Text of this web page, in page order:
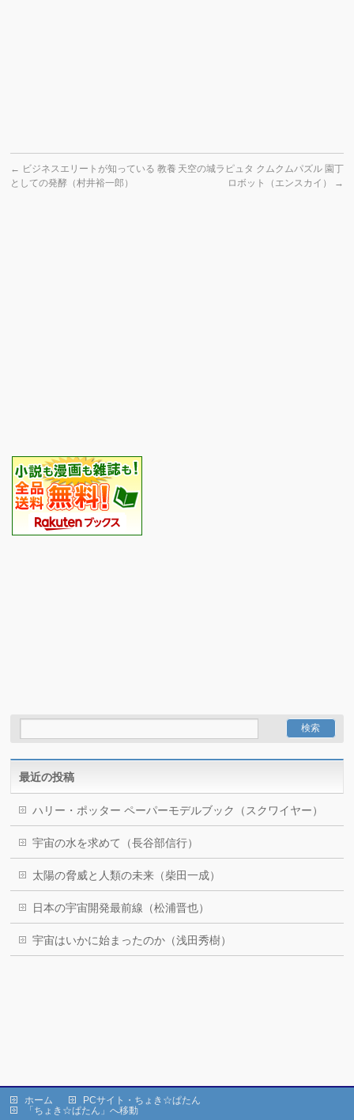
← ビジネスエリートが知っている 教養
としての発酵（村井裕一郎）
天空の城ラピュタ クムクムパズル 園丁
ロボット（エンスカイ）
→
最近の投稿
ハリー・ポッター ペーパーモデルブック（スクワイヤー）
宇宙の水を求めて（長谷部信行）
太陽の脅威と人類の未来（柴田一成）
日本の宇宙開発最前線（松浦晋也）
宇宙はいかに始まったのか（浅田秀樹）
ホーム
PCサイト・ちょき☆ぱたん
「ちょき☆ぱたん」へ移動